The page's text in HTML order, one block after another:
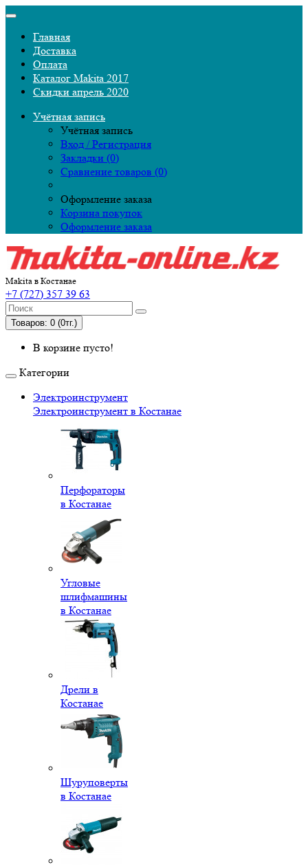
Главная
Доставка
Оплата
Каталог Makita 2017
Скидки апрель 2020
Учётная запись
Учётная запись
Вход / Регистрация
Закладки (0)
Сравнение товаров (0)
Оформление заказа
Корзина покупок
Оформление заказа
Makita в Костанае
+7 (727) 357 39 63
Товаров: 0 (0тг.)
В корзине пусто!
Категории
Электроинструмент
Электроинструмент в Костанае
Перфораторы
в Костанае
Угловые
шлифмашины
в Костанае
Дрели в
Костанае
Шуруповерты
в Костанае